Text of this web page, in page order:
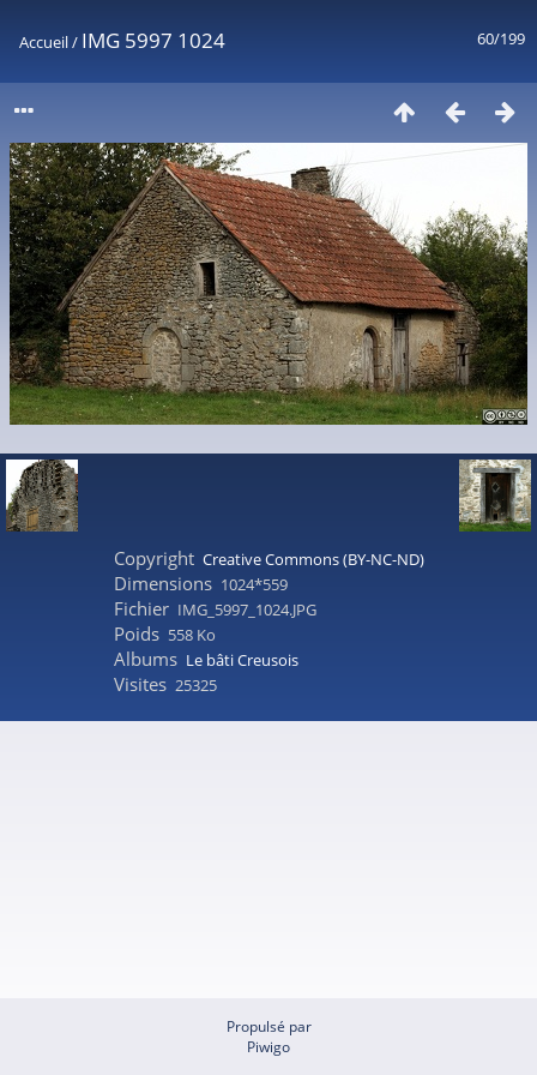
60/199
Accueil/ IMG 5997 1024
Copyright Creative Commons (BY-NC-ND)
Dimensions 1024*559
Fichier IMG_5997_1024.JPG
Poids 558 Ko
Albums Le bâti Creusois
Visites 25325
Propulsé par
Piwigo